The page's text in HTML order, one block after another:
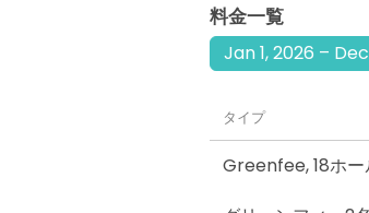
料金一覧
Jan 1, 2026 –
タイプ
Greenfee,18ホ